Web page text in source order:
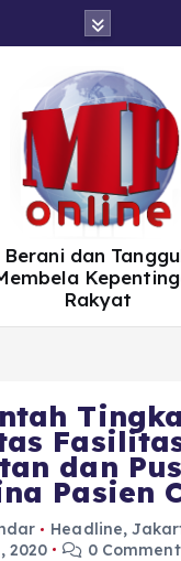
Berani dan
Rakyat
dan
Pasien
Headline,
2020
0